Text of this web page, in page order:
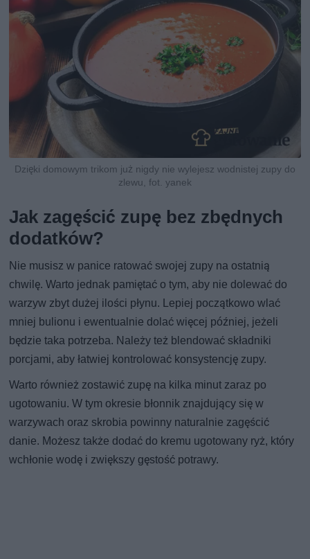
Dzięki domowym trikom już nigdy nie wylejesz wodnistej zupy do
zlewu, fot. yanek
Jak zagęścić zupę bez zbędnych
dodatków?
Nie musisz w panice ratować swojej zupy na ostatnią
chwilę. Warto jednak pamiętać o tym, aby nie dolewać do
warzyw zbyt dużej ilości płynu. Lepiej początkowo wlać
mniej bulionu i ewentualnie dolać więcej później, jeżeli
będzie taka potrzeba. Należy też blendować składniki
porcjami, aby łatwiej kontrolować konsystencję zupy.
Warto również zostawić zupę na kilka minut zaraz po
ugotowaniu. W tym okresie błonnik znajdujący się w
warzywach oraz skrobia powinny naturalnie zagęścić
danie. Możesz także dodać do kremu ugotowany ryż, który
wchłonie wodę i zwiększy gęstość potrawy.